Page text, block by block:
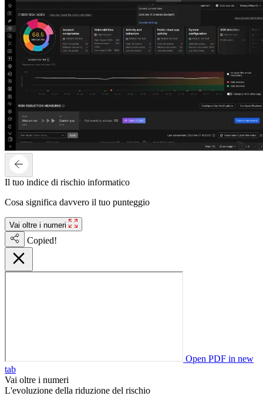
Il tuo indice di rischio informatico
Cosa significa davvero il tuo punteggio
Vai oltre i numeri
Copied!
Open PDF in new
tab
Vai oltre i numeri
L'evoluzione della riduzione del rischio